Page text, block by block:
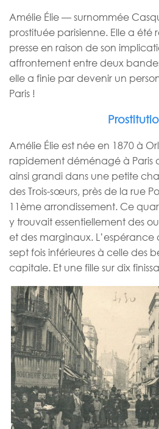
Amélie Élie — surnommée
prostituée parisienne. Elle a
presse en raison de son
affrontement entre deux
elle a finie par devenir un
Paris !
Amélie Élie est née en 1870 à
rapidement déménagé à Paris
ainsi grandi dans une petite
des Trois-sœurs, près de la rue
11ème arrondissement. Ce
y trouvait essentiellement des
et des marginaux.
sept fois inférieures à celle des
capitale. Et une fille sur dix